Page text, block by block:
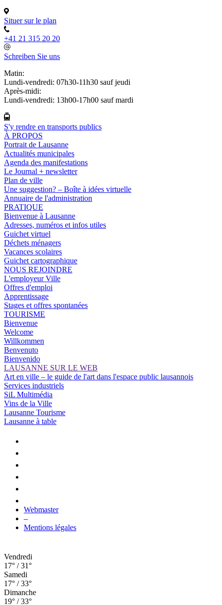
Situer sur le plan
+41 21 315 20 20
Schreiben Sie uns
Matin:
Lundi-vendredi: 07h30-11h30 sauf jeudi
Après-midi:
Lundi-vendredi: 13h00-17h00 sauf mardi
S'y rendre en transports publics
À PROPOS
Portrait de Lausanne
Actualités municipales
Agenda des manifestations
Le Journal + newsletter
Plan de ville
Une suggestion? – Boîte à idées virtuelle
Annuaire de l'administration
PRATIQUE
Bienvenue à Lausanne
Adresses, numéros et infos utiles
Guichet virtuel
Déchets ménagers
Vacances scolaires
Guichet cartographique
NOUS REJOINDRE
L'employeur Ville
Offres d'emploi
Apprentissage
Stages et offres spontanées
TOURISME
Bienvenue
Welcome
Willkommen
Benvenuto
Bienvenido
LAUSANNE SUR LE WEB
Art en ville – le guide de l'art dans l'espace public lausannois
Services industriels
SiL Multimédia
Vins de la Ville
Lausanne Tourisme
Lausanne à table
Webmaster
–
Mentions légales
Vendredi
17° / 31°
Samedi
17° / 33°
Dimanche
19° / 33°